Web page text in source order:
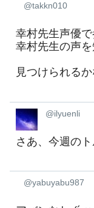
@takkn010
幸村先生声優
幸村先生の声
見つけられる
@ilyuenli
さあ、今週のト
@yabuyabu987